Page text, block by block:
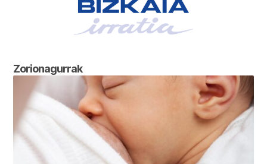
Zorionagurrak